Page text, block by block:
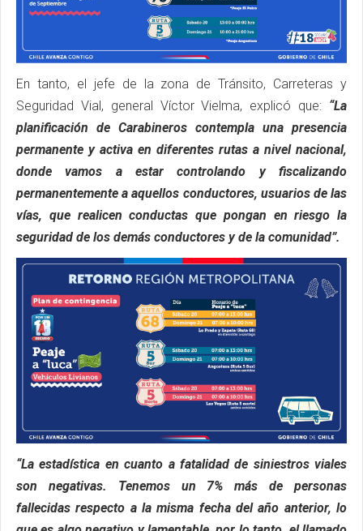
En tanto, el jefe de la zona de Tránsito, Carreteras y
Seguridad Vial, general Víctor Vielma, explicó que: “La
planificación de Carabineros contempla una presencia
permanente y activa en diferentes rutas a nivel nacional,
donde vamos a estar controlando y fiscalizando
permanentemente a aquellos conductores, usuarios de las
vías, que realicen conductas que pongan en riesgo la
seguridad de los demás conductores y de la comunidad”.
“La estadística en cuanto a fatalidad de siniestros viales
son negativas. Tenemos un 7% más de personas
fallecidas respecto a la misma fecha del año anterior, lo